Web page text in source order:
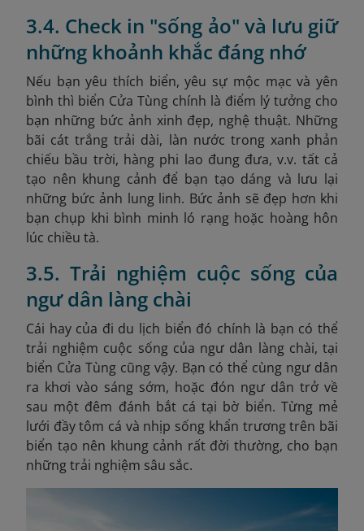
3.4. Check in "sống ảo" và lưu giữ
những khoảnh khắc đáng nhớ
Nếu bạn yêu thích biển, yêu sự mộc mạc và yên
bình thì biển Cửa Tùng chính là điểm lý tưởng cho
bạn những bức ảnh xinh đẹp, nghệ thuật. Những
bãi cát trắng trải dài, làn nước trong xanh phản
chiếu bầu trời, hàng phi lao đung đưa, v.v. tất cả
tạo nên khung cảnh để bạn tạo dáng và lưu lại
những bức ảnh lung linh. Bức ảnh sẽ đẹp hơn khi
bạn chụp khi bình minh ló rạng hoặc hoàng hôn
lúc chiều tà.
3.5. Trải nghiệm cuộc sống của
ngư dân làng chài
Cái hay của đi du lịch biển đó chính là bạn có thể
trải nghiệm cuộc sống của ngư dân làng chài, tại
biển Cửa Tùng cũng vậy. Bạn có thể cùng ngư dân
ra khơi vào sáng sớm, hoặc đón ngư dân trở về
sau một đêm đánh bắt cá tại bờ biển. Từng mẻ
lưới đầy tôm cá và nhịp sống khẩn trương trên bãi
biển tạo nên khung cảnh rất đời thường, cho bạn
những trải nghiệm sâu sắc.